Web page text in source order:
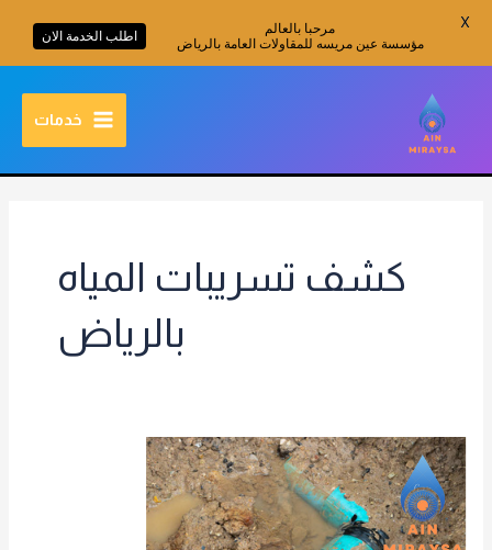
MAIN
MENU
خدمات
كشف تسريبات المياه
بالرياض
كشف
تسريبات
المياه
بالرياض
مرحبا بالعالم
مؤسسة عين مريسه للمقاولات العامة بالرياض
اطلب الخدمة الان
X